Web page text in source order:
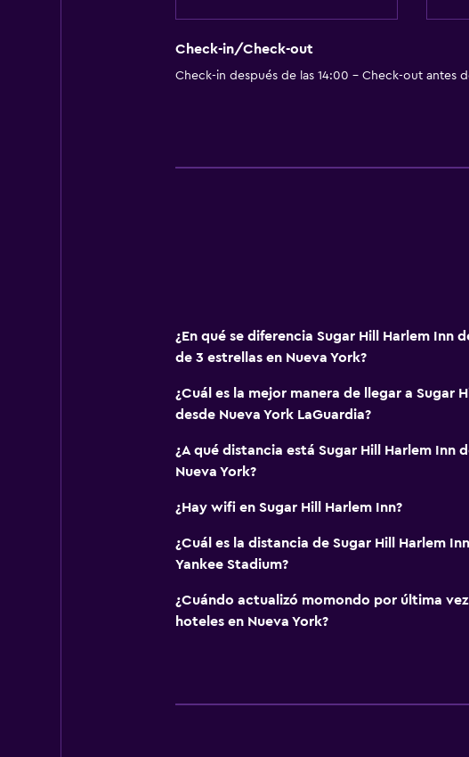
Check-in/Check-out
Check-in después de las 14:00 - Check-out antes
¿En qué se diferencia Sugar Hill Harlem Inn
de 3 estrellas en Nueva York?
¿Cuál es la mejor manera de llegar a Sugar
desde Nueva York LaGuardia?
¿A qué distancia está Sugar Hill Harlem Inn
Nueva York?
¿Hay wifi en Sugar Hill Harlem Inn?
¿Cuál es la distancia de Sugar Hill Harlem
Yankee Stadium?
¿Cuándo actualizó momondo por última
hoteles en Nueva York?